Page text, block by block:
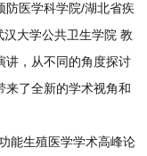
防医学科学院/湖北省疾
大学公共卫生学院 教
讲，从不同的角度探讨
来了全新的学术视角和